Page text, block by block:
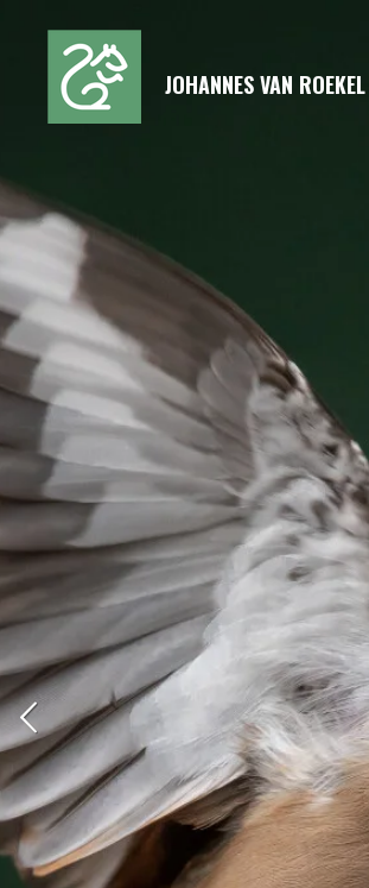
direct
hoofdinhoud
JOHANNES VAN ROEKEL